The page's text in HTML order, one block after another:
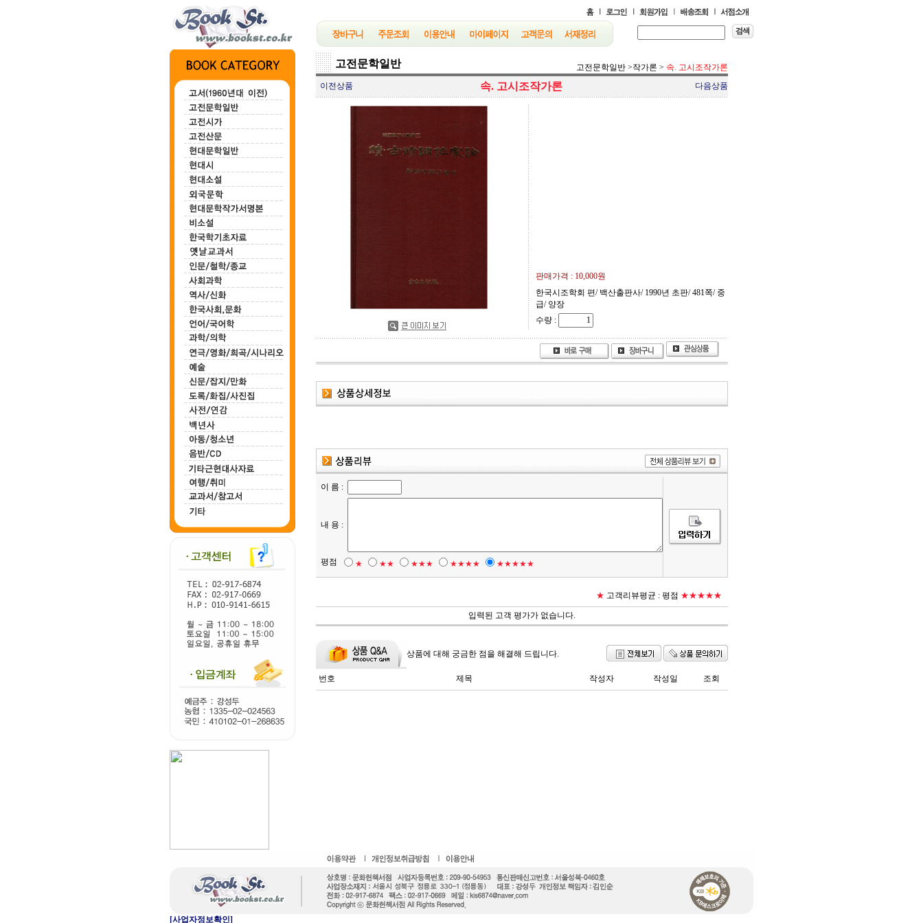
고전문학일반 고전문학일반 >작가론 > 속. 고시조작가론
이전상품
속. 고시조작가론 다음상품
판매가격 : 10,000원
한국시조학회 편/ 백산출판사/ 1990년 초판/ 481쪽/ 중
급/ 양장
수량 :
이 름 :
내 용 :
평점 ★ ★★ ★★★ ★★★★ ★★★★★
★ 고객리뷰평균 : 평점 ★★★★★
입력된 고객 평가가 없습니다.
상품에 대해 궁금한 점을 해결해 드립니다.
번호 제목 작성자 작성일 조회
[사업자정보확인]